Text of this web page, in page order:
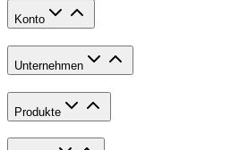
Konto
Unternehmen
Produkte